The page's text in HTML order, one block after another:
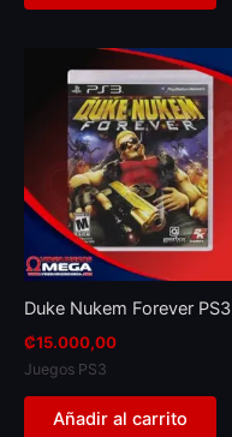
Duke Nukem Forever PS3
₡15.000,00
Juegos PS3
Añadir al carrito